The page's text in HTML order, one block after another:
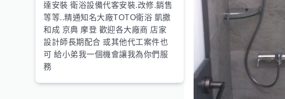
達安裝 衛浴設備代客安裝.改修.銷售
等等..精通知名大廠TOTO衛浴 凱撒
和成 京典 摩登 歡迎各大廠商 店家
設計師長期配合 或其他代工案件也
可 給小弟我一個機會讓我為你們服
務